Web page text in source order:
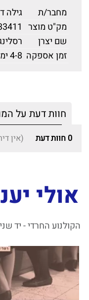
מחבר/ת
גילה
מק"ט מוצר
שם יצרן
זמן אספקה 4-8 ימי עסקים
חוות דעת על
0 חוות דעת (אין
אולי
הקולנוע החרדי - יד